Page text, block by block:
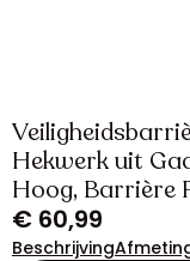
Hekwerk uit
Hoog, Barrière
€ 60,99
Beschrijving